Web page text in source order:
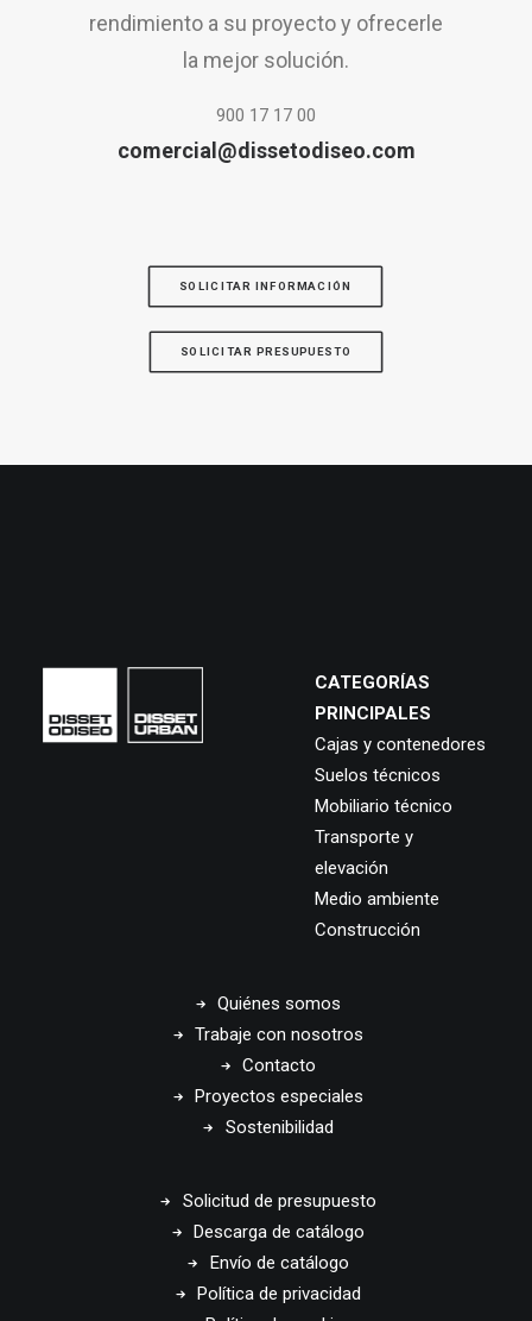
rendimiento a su proyecto y ofrecerle
la mejor solución.
900 17 17 00
comercial@dissetodiseo.com
SOLICITAR INFORMACIÓN
SOLICITAR PRESUPUESTO
CATEGORÍAS
PRINCIPALES
Cajas y contenedores
Suelos técnicos
Mobiliario técnico
Transporte y
elevación
Medio ambiente
Construcción
Quiénes somos
Trabaje con nosotros
Contacto
Proyectos especiales
Sostenibilidad
Solicitud de presupuesto
Descarga de catálogo
Envío de catálogo
Política de privacidad